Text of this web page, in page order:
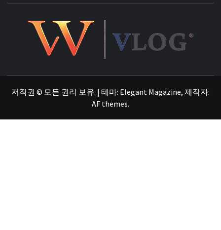
저작권 © 모든 권리 보유. | 테마: Elegant Magazine, 제작자:
AF themes.